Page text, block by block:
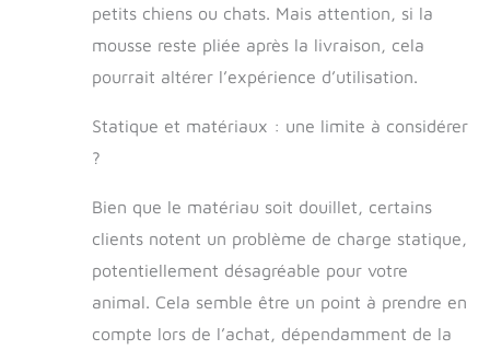
articulations pour
aider à soulager
l'inconfort et
encourager un
réparateur Détails
114,3 x 15,2 cm
(6,3 cm au centre
; bords de 15,2
cm) Variantes
est disponible en
crème, chocolat et
petits chiens ou chats. Mais attention, si la
mousse reste pliée après la livraison, cela
pourrait altérer l’expérience d’utilisation.
Statique et matériaux : une limite à considérer
?
Bien que le matériau soit douillet, certains
clients notent un problème de charge statique,
potentiellement désagréable pour votre
animal. Cela semble être un point à prendre en
compte lors de l’achat, dépendamment de la